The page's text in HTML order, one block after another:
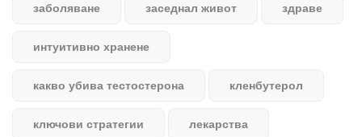
заболяване заседнал живот здраве
интуитивно хранене
какво убива тестостерона кленбутерол
ключови стратегии лекарства